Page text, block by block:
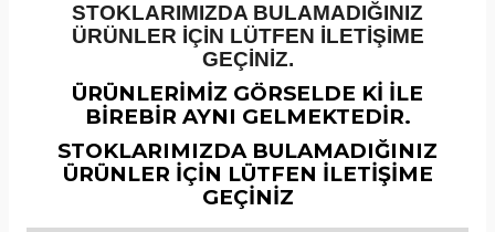
STOKLARIMIZDA BULAMADIĞINIZ
ÜRÜNLER İÇİN LÜTFEN İLETİŞİME
GEÇİNİZ.
ÜRÜNLERİMİZ GÖRSELDE Kİ İLE
BİREBİR AYNI GELMEKTEDİR.
STOKLARIMIZDA BULAMADIĞINIZ
ÜRÜNLER İÇİN LÜTFEN İLETİŞİME
GEÇİNİZ